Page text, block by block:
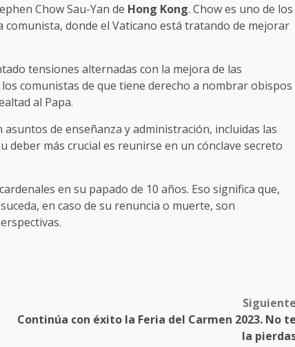
Chow Sau-Yan de Hong Kong. Chow es uno de los
comunista, donde el Vaticano está tratando de mejorar
tensiones alternadas con la mejora de las
comunistas de que tiene derecho a nombrar obispos
al Papa.
de enseñanza y administración, incluidas las
deber más crucial es reunirse en un cónclave secreto
en su papado de 10 años. Eso significa que,
en caso de su renuncia o muerte, son
Continúa con éxito la Feria del Carmen 2023. No
la